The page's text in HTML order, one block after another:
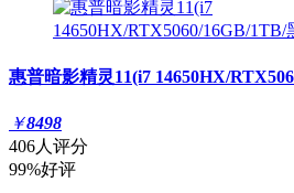
惠普暗影精灵11(i7 14650HX/
￥8498
406人评分
99%好评